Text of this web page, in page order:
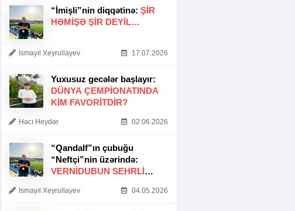
“İmişli”nin diqqətinə: ŞIR
HƏMIŞƏ ŞIR DEYIL…
İsmayıl Xeyrullayev 17.07.2026
Yuxusuz gecələr başlayır:
DÜNYA ÇEMPIONATINDA
KIM FAVORITDIR?
Hacı Heydər 02.06.2026
“Qandalf”ın çubuğu
“Neftçi”nin üzərində:
VERNİDUBUN SEHRLİ
İsmayıl Xeyrullayev 04.05.2026